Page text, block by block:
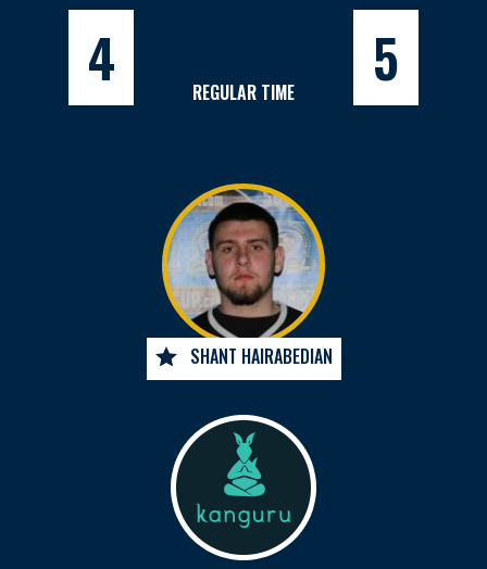
4 REGULAR TIME 5
SHANT HAIRABEDIAN